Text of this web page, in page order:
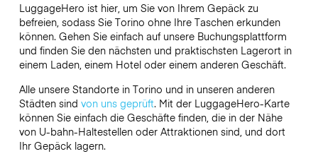
LuggageHero ist hier, um Sie von Ihrem Gepäck zu
befreien, sodass Sie Torino ohne Ihre Taschen erkunden
können. Gehen Sie einfach auf unsere Buchungsplattform
und finden Sie den nächsten und praktischsten Lagerort in
einem Laden, einem Hotel oder einem anderen Geschäft.
Alle unsere Standorte in Torino und in unseren anderen
Städten sind von uns geprüft. Mit der LuggageHero-Karte
können Sie einfach die Geschäfte finden, die in der Nähe
von U-bahn-Haltestellen oder Attraktionen sind, und dort
Ihr Gepäck lagern.